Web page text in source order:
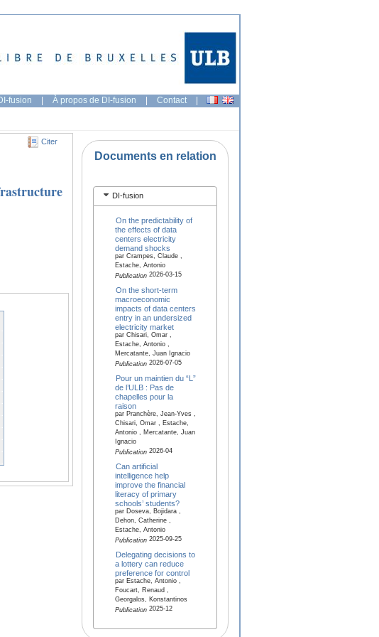
fusion | À propos de DI-fusion | Contact |
Citer
Documents en relation
DI-fusion
On the predictability of
the effects of data
centers electricity
demand shocks
par Crampes, Claude ,
Estache, Antonio
Publication2026-03-15
On the short-term
macroeconomic
impacts of data centers
entry in an undersized
electricity market
par Chisari, Omar ,
Estache, Antonio ,
Mercatante, Juan Ignacio
Publication2026-07-05
Pour un maintien du “L”
de l’ULB : Pas de
chapelles pour la
raison
par Pranchère, Jean-Yves ,
Chisari, Omar , Estache,
Antonio , Mercatante, Juan
Ignacio
Publication2026-04
Can artificial
intelligence help
improve the financial
literacy of primary
schools’ students?
par Doseva, Bojidara ,
Dehon, Catherine ,
Estache, Antonio
Publication2025-09-25
Delegating decisions to
a lottery can reduce
preference for control
par Estache, Antonio ,
Foucart, Renaud ,
Georgalos, Konstantinos
Publication2025-12